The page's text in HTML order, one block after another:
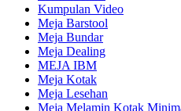
Kumpulan Video
Meja Barstool
Meja Bundar
Meja Dealing
MEJA IBM
Meja Kotak
Meja Lesehan
Meja Melamin Kotak